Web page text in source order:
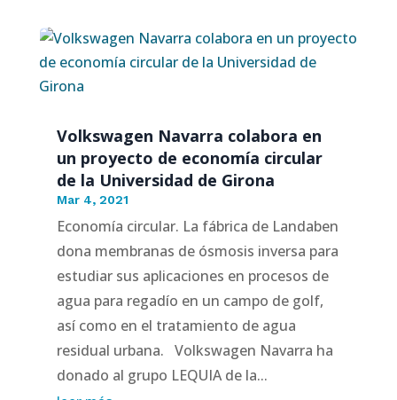
Volkswagen Navarra colabora en
un proyecto de economía circular
de la Universidad de Girona
Mar 4, 2021
Economía circular. La fábrica de Landaben
dona membranas de ósmosis inversa para
estudiar sus aplicaciones en procesos de
agua para regadío en un campo de golf,
así como en el tratamiento de agua
residual urbana. Volkswagen Navarra ha
donado al grupo LEQUIA de la...